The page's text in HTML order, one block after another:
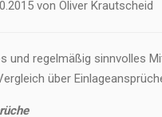
von Oliver Krautscheid
und regelmäßig sinnvolles
über